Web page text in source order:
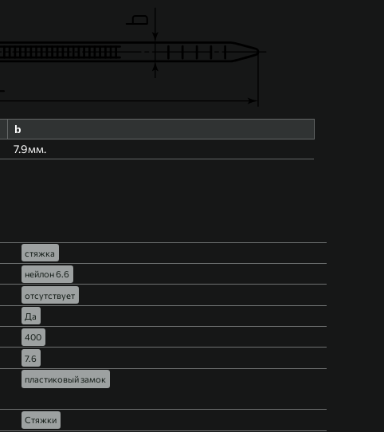
b
7.9мм.
стяжка
нейлон 6.6
отсутствует
Да
400
7.6
пластиковый замок
Стяжки